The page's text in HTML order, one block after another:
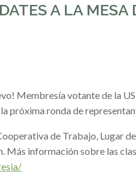
A LA MESA
Membresía votante de la
próxima ronda de
de Trabajo, Lugar
Más información sobre las